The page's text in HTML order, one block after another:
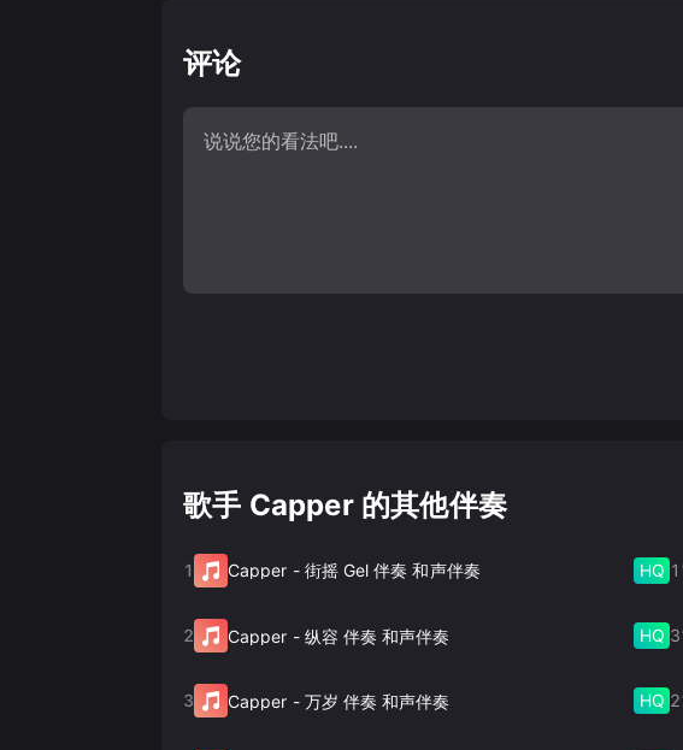
评论
歌手 Capper 的其他伴奏
1 Capper - 街摇 Gel 伴奏 和声伴奏 HQ
2 Capper - 纵容 伴奏 和声伴奏 HQ
3 Capper - 万岁 伴奏 和声伴奏 HQ